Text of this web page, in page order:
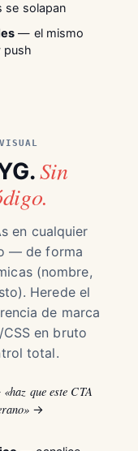
se solapan
— el mismo
push
Sin
en cualquier
— de forma
(nombre,
Herede el
de marca
en bruto
total.
«haz que este CTA
→